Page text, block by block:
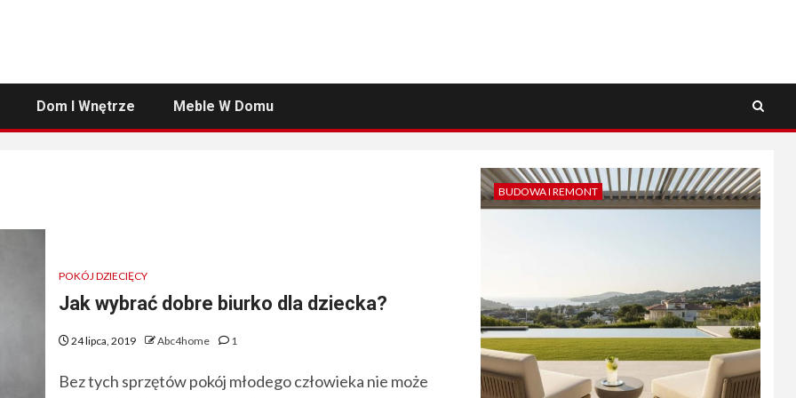
Dom I Wnętrze Meble W Domu
POKÓJ DZIECIĘCY
Jak wybrać dobre biurko dla dziecka?
24 lipca, 2019 Abc4home 1
Bez tych sprzętów pokój młodego człowieka nie może
BUDOWA I REMONT